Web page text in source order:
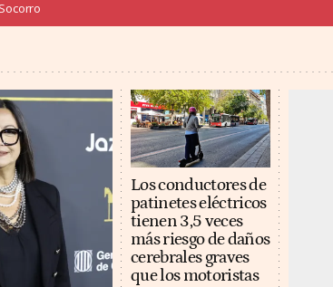
Los conductores de
patinetes eléctricos
tienen 3,5 veces
más riesgo de daños
cerebrales graves
que los motoristas